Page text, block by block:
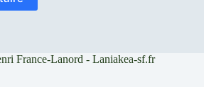
France-Lanord - Laniakea-sf.fr